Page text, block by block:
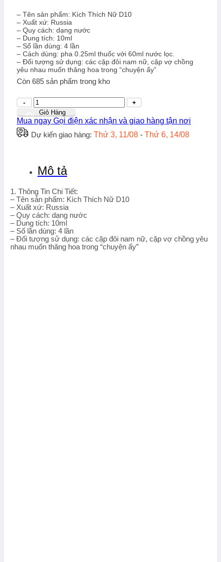
190.000₫.
– Tên sản phẩm: Kích Thích Nữ D10
– Xuất xứ: Russia
– Quy cách: dạng nước
– Dung tích: 10ml
– Số lần dùng: 4 lần
– Cách dùng: pha 0.25ml thuốc với 60ml nước lọc.
– Đối tượng sử dụng: các cặp đôi nam nữ, cặp vợ chồng
yêu nhau muốn thăng hoa trong “chuyện ấy”
Còn 685 sản phẩm trong kho
Số
lượng
Giỏ Hàng
Mua ngay Gọi điện xác nhận và giao hàng tận nơi
Dự kiến giao hàng: Thứ 3, 11/08 - Thứ 6, 14/08
Mô tả
1. Thông Tin Chi Tiết:
– Tên sản phẩm: Kích Thích Nữ D10
– Xuất xứ: Russia
– Quy cách: dạng nước
– Dung tích: 10ml
– Số lần dùng: 4 lần
– Đối tượng sử dụng: các cặp đôi nam nữ, cặp vợ chồng yêu
nhau muốn thăng hoa trong “chuyện ấy”